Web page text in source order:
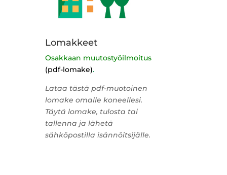
Lomakkeet
Osakkaan muutostyöilmoitus
(pdf-lomake).
Lataa tästä pdf-muotoinen
lomake omalle koneellesi.
Täytä lomake, tulosta tai
tallenna ja lähetä
sähköpostilla isännöitsijälle.